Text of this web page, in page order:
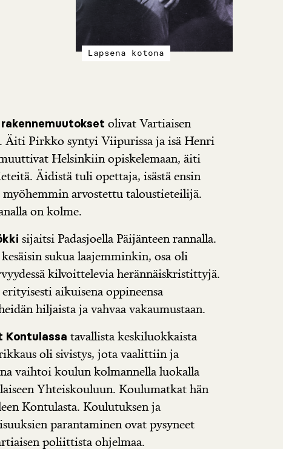
Lapsena kotona
olivat Vartiaisen
Äiti Pirkko syntyi Viipurissa ja isä Henri
Helsinkiin opiskelemaan, äiti
Äidistä tuli opettaja, isästä ensin
arvostettu taloustieteilijä.
on kolme.
sijaitsi Padasjoella Päijänteen rannalla.
sukua laajemminkin, osa oli
kilvoittelevia herännäiskristittyjä.
aikuisena oppineensa
hiljaista ja vahvaa vakaumustaan.
tavallista keskiluokkaista
oli sivistys, jota vaalittiin ja
vaihtoi koulun kolmannella luokalla
Yhteiskouluun. Koulumatkat hän
Kontulasta. Koulutuksen ja
parantaminen ovat pysyneet
poliittista ohjelmaa.